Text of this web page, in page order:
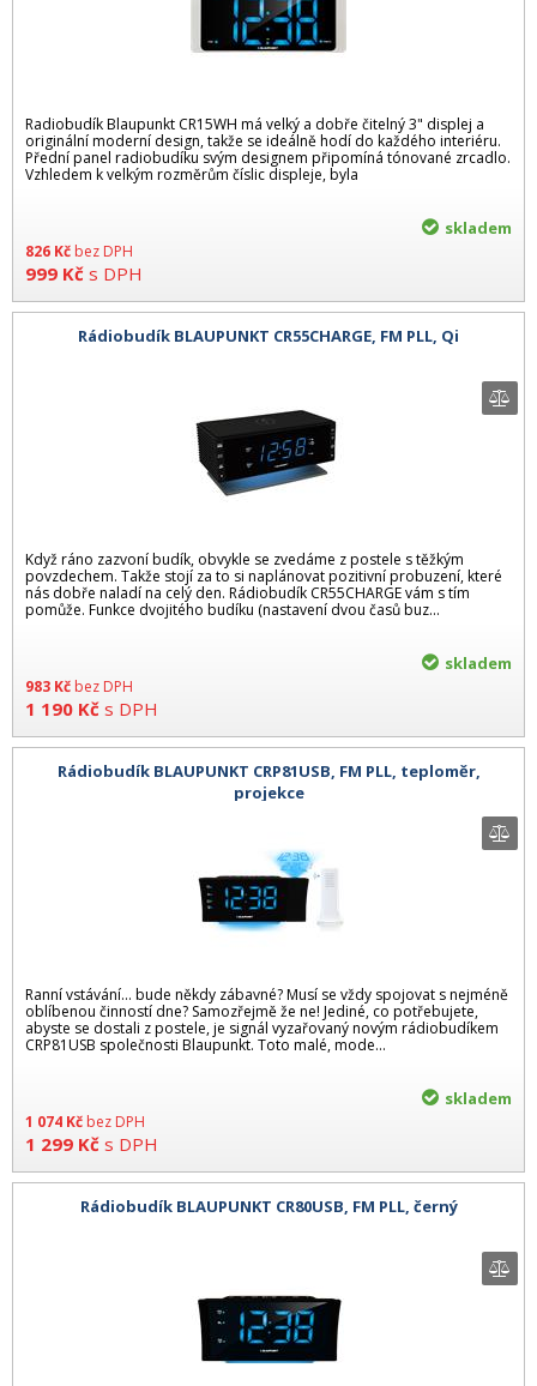
Radiobudík Blaupunkt CR15WH má velký a dobře čitelný 3" displej a
originální moderní design, takže se ideálně hodí do každého interiéru.
Přední panel radiobudíku svým designem připomíná tónované zrcadlo.
Vzhledem k velkým rozměrům číslic displeje, byla
826 Kč bez DPH
999 Kč s DPH
skladem
Rádiobudík BLAUPUNKT CR55CHARGE, FM PLL, Qi
Když ráno zazvoní budík, obvykle se zvedáme z postele s těžkým
povzdechem. Takže stojí za to si naplánovat pozitivní probuzení, které
nás dobře naladí na celý den. Rádiobudík CR55CHARGE vám s tím
pomůže. Funkce dvojitého budíku (nastavení dvou časů buz...
983 Kč bez DPH
1 190 Kč s DPH
skladem
Rádiobudík BLAUPUNKT CRP81USB, FM PLL, teploměr,
projekce
Ranní vstávání... bude někdy zábavné? Musí se vždy spojovat s nejméně
oblíbenou činností dne? Samozřejmě že ne! Jediné, co potřebujete,
abyste se dostali z postele, je signál vyzařovaný novým rádiobudíkem
CRP81USB společnosti Blaupunkt. Toto malé, mode...
1 074 Kč bez DPH
1 299 Kč s DPH
skladem
Rádiobudík BLAUPUNKT CR80USB, FM PLL, černý